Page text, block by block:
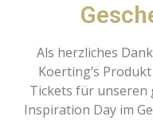
Als herzliches
Koerting’s
Tickets für
Inspiration Day im